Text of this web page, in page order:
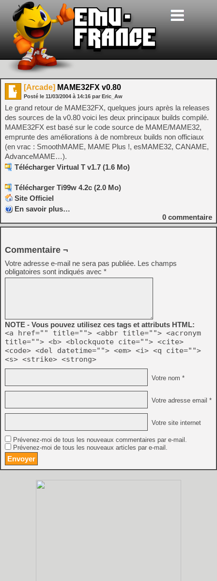
[Arcade] MAME32FX v0.80
Posté le 11/03/2004 à 14:16 par Eric_Aw
Le grand retour de MAME32FX, quelques jours après la releases
des sources de la v0.80 voici les deux principaux builds compilé.
MAME32FX est basé sur le code source de MAME/MAME32,
emprunte des améliorations à de nombreux builds non officiaux
(en vrac : SmoothMAME, MAME Plus !, esMAME32, CANAME,
AdvanceMAME…).
Télécharger Virtual T v1.7 (1.6 Mo)
Télécharger Ti99w 4.2c (2.0 Mo)
Site Officiel
En savoir plus…
0 commentaire
Commentaire ¬
Votre adresse e-mail ne sera pas publiée. Les champs
obligatoires sont indiqués avec *
NOTE - Vous pouvez utilisez ces tags et attributs HTML:
<a href="" title=""> <abbr title=""> <acronym
title=""> <b> <blockquote cite=""> <cite>
<code> <del datetime=""> <em> <i> <q cite="">
<s> <strike> <strong>
Votre nom *
Votre adresse email *
Votre site internet
Prévenez-moi de tous les nouveaux commentaires par e-mail.
Prévenez-moi de tous les nouveaux articles par e-mail.